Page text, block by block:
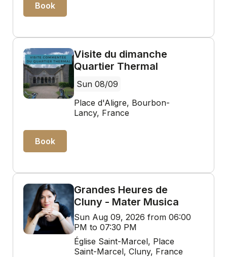
Book
Visite du dimanche
Quartier Thermal
Sun 08/09
Place d'Aligre, Bourbon-
Lancy, France
Book
Grandes Heures de
Cluny - Mater Musica
Sun Aug 09, 2026 from 06:00
PM to 07:30 PM
Église Saint-Marcel, Place
Saint-Marcel, Cluny, France